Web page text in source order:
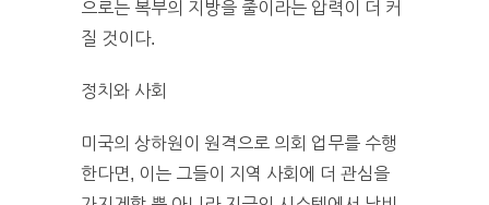
으로는 복부의 지방을 줄이라는 압력이 더 커
질 것이다.
정치와 사회
미국의 상하원이 원격으로 의회 업무를 수행
한다면, 이는 그들이 지역 사회에 더 관심을